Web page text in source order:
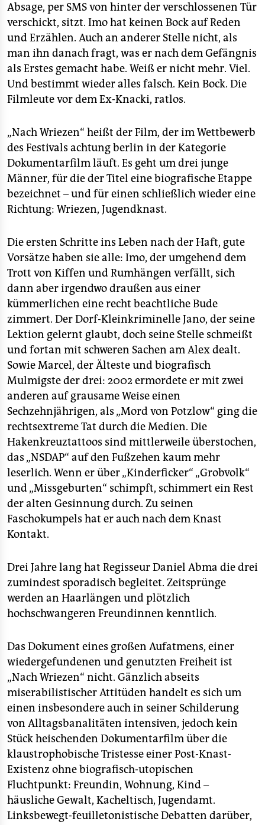
genossenschaft
epaper login
Absage, per SMS von hinter der verschlossenen Tür
verschickt, sitzt. Imo hat keinen Bock auf Reden
und Erzählen. Auch an anderer Stelle nicht, als
man ihn danach fragt, was er nach dem Gefängnis
als Erstes gemacht habe. Weiß er nicht mehr. Viel.
Und bestimmt wieder alles falsch. Kein Bock. Die
Filmleute vor dem Ex-Knacki, ratlos.
„Nach Wriezen“ heißt der Film, der im Wettbewerb
des Festivals achtung berlin in der Kategorie
Dokumentarfilm läuft. Es geht um drei junge
Männer, für die der Titel eine biografische Etappe
bezeichnet – und für einen schließlich wieder eine
Richtung: Wriezen, Jugendknast.
Die ersten Schritte ins Leben nach der Haft, gute
Vorsätze haben sie alle: Imo, der umgehend dem
Trott von Kiffen und Rumhängen verfällt, sich
dann aber irgendwo draußen aus einer
kümmerlichen eine recht beachtliche Bude
zimmert. Der Dorf-Kleinkriminelle Jano, der seine
Lektion gelernt glaubt, doch seine Stelle schmeißt
und fortan mit schweren Sachen am Alex dealt.
Sowie Marcel, der Älteste und biografisch
Mulmigste der drei: 2002 ermordete er mit zwei
anderen auf grausame Weise einen
Sechzehnjährigen, als „Mord von Potzlow“ ging die
rechtsextreme Tat durch die Medien. Die
Hakenkreuztattoos sind mittlerweile überstochen,
das „NSDAP“ auf den Fußzehen kaum mehr
leserlich. Wenn er über „Kinderficker“ „Grobvolk“
und „Missgeburten“ schimpft, schimmert ein Rest
der alten Gesinnung durch. Zu seinen
Faschokumpels hat er auch nach dem Knast
Kontakt.
Drei Jahre lang hat Regisseur Daniel Abma die drei
zumindest sporadisch begleitet. Zeitsprünge
werden an Haarlängen und plötzlich
hochschwangeren Freundinnen kenntlich.
Das Dokument eines großen Aufatmens, einer
wiedergefundenen und genutzten Freiheit ist
„Nach Wriezen“ nicht. Gänzlich abseits
miserabilistischer Attitüden handelt es sich um
einen insbesondere auch in seiner Schilderung
von Alltagsbanalitäten intensiven, jedoch kein
Stück heischenden Dokumentarfilm über die
klaustrophobische Tristesse einer Post-Knast-
Existenz ohne biografisch-utopischen
Fluchtpunkt: Freundin, Wohnung, Kind –
häusliche Gewalt, Kacheltisch, Jugendamt.
Linksbewegt-feuilletonistische Debatten darüber,